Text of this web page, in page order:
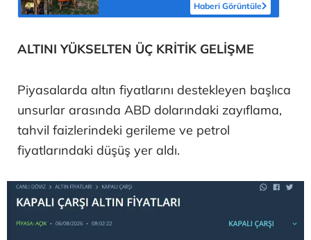
Haberi Görüntüle
ALTINI YÜKSELTEN ÜÇ KRİTİK GELİŞME
Piyasalarda altın fiyatlarını destekleyen başlıca
unsurlar arasında ABD dolarındaki zayıflama,
tahvil faizlerindeki gerileme ve petrol
fiyatlarındaki düşüş yer aldı.